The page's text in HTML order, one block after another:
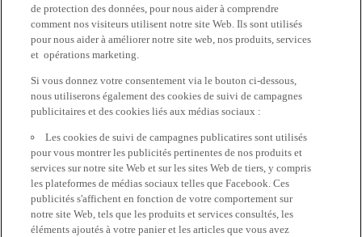
de protection des données, pour nous aider à comprendre
comment nos visiteurs utilisent notre site Web. Ils sont utilisés
pour nous aider à améliorer notre site web, nos produits, services
et opérations marketing.
Si vous donnez votre consentement via le bouton ci-dessous,
nous utiliserons également des cookies de suivi de campagnes
publicitaires et des cookies liés aux médias sociaux :
Les cookies de suivi de campagnes publicatires sont utilisés
pour vous montrer les publicités pertinentes de nos produits et
services sur notre site Web et sur les sites Web de tiers, y compris
les plateformes de médias sociaux telles que Facebook. Ces
publicités s'affichent en fonction de votre comportement sur
notre site Web, tels que les produits et services consultés, les
éléments ajoutés à votre panier et les articles que vous avez